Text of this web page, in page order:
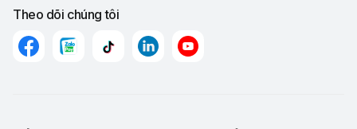
Theo dõi chúng tôi